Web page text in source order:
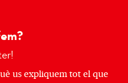
us expliquem tot el que